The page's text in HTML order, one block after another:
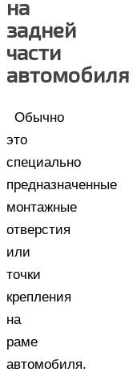
на
задней
части
автомобиля
Обычно
это
специально
предназначенные
монтажные
отверстия
или
точки
крепления
на
раме
автомобиля.